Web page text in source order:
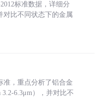
标准数据，详细分
对比不同状态下的金属
准，重点分析了铝合金
6.3μm），并对比不